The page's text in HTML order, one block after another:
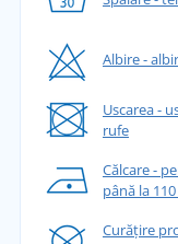
Albire -
Uscarea -
rufe
Călcare -
până la 110
Curățire